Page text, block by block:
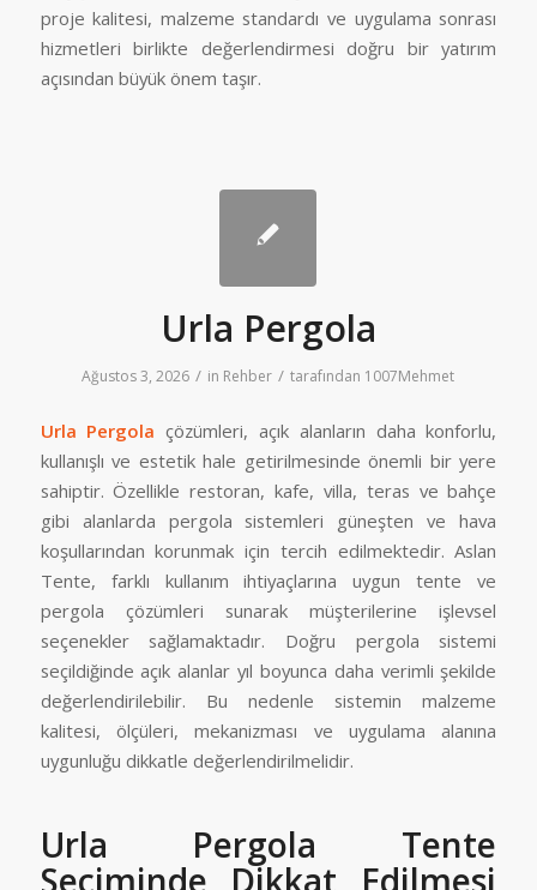
proje kalitesi, malzeme standardı ve uygulama sonrası
hizmetleri birlikte değerlendirmesi doğru bir yatırım
açısından büyük önem taşır.
Urla Pergola
Ağustos 3, 2026 / in Rehber / tarafından 1007Mehmet
Urla Pergola çözümleri, açık alanların daha konforlu,
kullanışlı ve estetik hale getirilmesinde önemli bir yere
sahiptir. Özellikle restoran, kafe, villa, teras ve bahçe
gibi alanlarda pergola sistemleri güneşten ve hava
koşullarından korunmak için tercih edilmektedir. Aslan
Tente, farklı kullanım ihtiyaçlarına uygun tente ve
pergola çözümleri sunarak müşterilerine işlevsel
seçenekler sağlamaktadır. Doğru pergola sistemi
seçildiğinde açık alanlar yıl boyunca daha verimli şekilde
değerlendirilebilir. Bu nedenle sistemin malzeme
kalitesi, ölçüleri, mekanizması ve uygulama alanına
uygunluğu dikkatle değerlendirilmelidir.
Urla Pergola Tente
Seçiminde Dikkat Edilmesi